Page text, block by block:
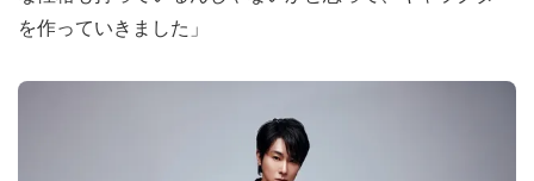
を作っていきました」